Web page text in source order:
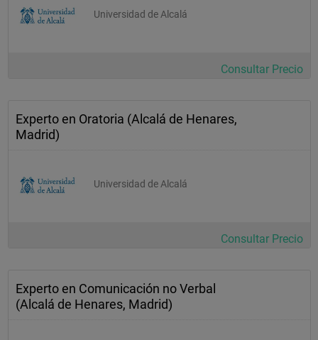
Universidad de Alcalá
Consultar Precio
Experto en Oratoria (Alcalá de Henares,
Madrid)
Universidad de Alcalá
Consultar Precio
Experto en Comunicación no Verbal
(Alcalá de Henares, Madrid)